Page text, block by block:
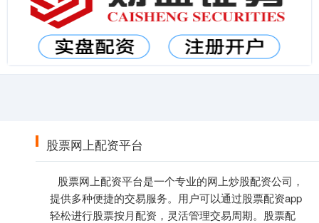
股票网上配资平台
股票网上配资平台是一个专业的网上炒股配资公司，
提供多种便捷的交易服务。用户可以通过股票配资app
轻松进行股票按月配资，灵活管理交易周期。股票配